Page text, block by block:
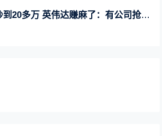
多万 英伟达赚麻了：有公司抢购70亿元订单